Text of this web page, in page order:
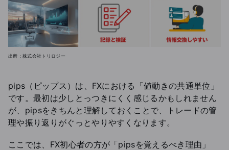
出所：株式会社トリロジー
pips（ピップス）は、FXにおける「値動きの共通単位」
です。最初は少しとっつきにくく感じるかもしれません
が、pipsをきちんと理解しておくことで、トレードの管
理や振り返りがぐっとやりやすくなります。
ここでは、FX初心者の方が「pipsを覚えるべき理由」